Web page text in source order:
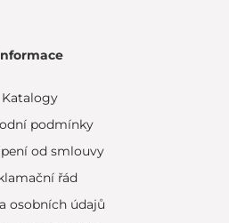
Katalogy
podmínky
od smlouvy
řád
osobních údajů